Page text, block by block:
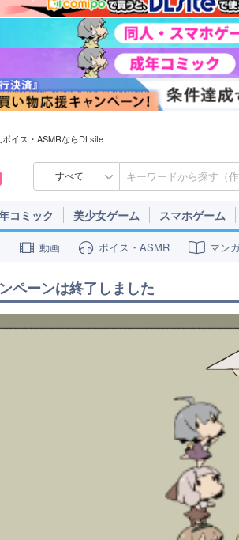
イス・ASMRならDLsite
すべて
コミック 美少女ゲーム スマホゲーム
動画 ボイス・ASMR マン
ペーンは終了しました